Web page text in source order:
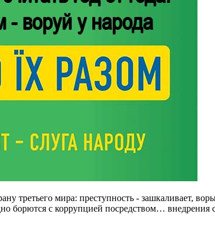
третьего мира: преступность - зашкаливает,
борются с коррупцией посредством…